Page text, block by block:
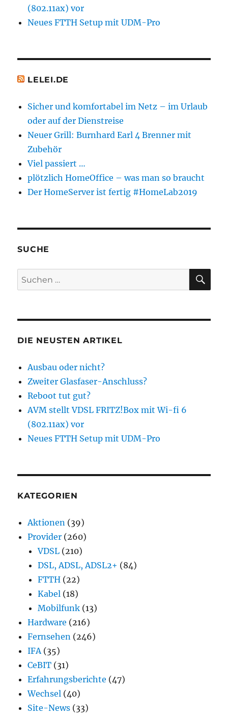
(802.11ax) vor
Neues FTTH Setup mit UDM-Pro
LELEI.DE
Sicher und komfortabel im Netz – im Urlaub
oder auf der Dienstreise
Neuer Grill: Burnhard Earl 4 Brenner mit
Zubehör
Viel passiert …
plötzlich HomeOffice – was man so braucht
Der HomeServer ist fertig #HomeLab2019
SUCHE
Suchen
nach:
DIE NEUSTEN ARTIKEL
Ausbau oder nicht?
Zweiter Glasfaser-Anschluss?
Reboot tut gut?
AVM stellt VDSL FRITZ!Box mit Wi-fi 6
(802.11ax) vor
Neues FTTH Setup mit UDM-Pro
KATEGORIEN
Aktionen (39)
Provider (260)
VDSL (210)
DSL, ADSL, ADSL2+ (84)
FTTH (22)
Kabel (18)
Mobilfunk (13)
Hardware (216)
Fernsehen (246)
IFA(35)
CeBIT (31)
Erfahrungsberichte (47)
Wechsel (40)
Site-News (33)